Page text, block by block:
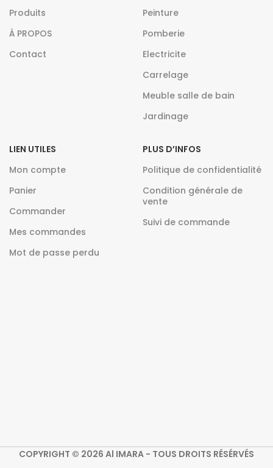
Produits
À PROPOS
Contact
Peinture
Pomberie
Electricite
Carrelage
Meuble salle de bain
Jardinage
LIEN UTILES
Mon compte
Panier
Commander
Mes commandes
Mot de passe perdu
PLUS D’INFOS
Politique de confidentialité
Condition générale de
vente
Suivi de commande
COPYRIGHT © 2026 Al IMARA - TOUS DROITS RÉSÉRVÉS